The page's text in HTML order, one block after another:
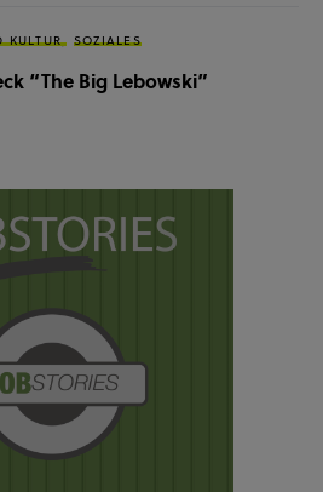
KULTUR SOZIALES
“The Big Lebowski”